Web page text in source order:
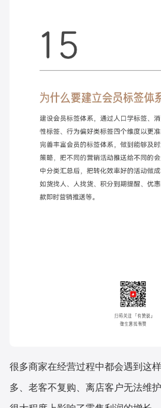
认证服务商
很多商家在经营过程中都会遇到这
多、老客不复购、离店客户无法维